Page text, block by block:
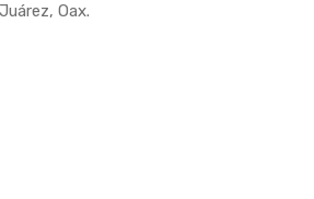
Oax.